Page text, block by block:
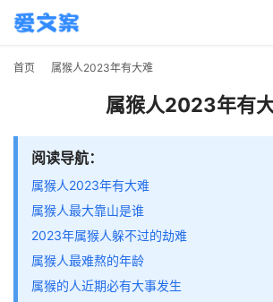
首页 属猴人2023年有大难
属猴人2023年有
阅读导航：
属猴人2023年有大难
属猴人最大靠山是谁
2023年属猴人躲不过的劫难
属猴人最难熬的年龄
属猴的人近期必有大事发生